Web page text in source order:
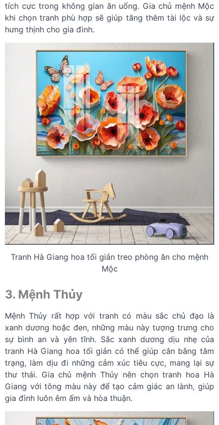
tích cực trong không gian ăn uống. Gia chủ mệnh Mộc
khi chọn tranh phù hợp sẽ giúp tăng thêm tài lộc và sự
hưng thịnh cho gia đình.
Tranh Hà Giang hoa tối giản treo phòng ăn cho mệnh
Mộc
3. Mệnh Thủy
Mệnh Thủy rất hợp với tranh có màu sắc chủ đạo là
xanh dương hoặc đen, những màu này tượng trưng cho
sự bình an và yên tĩnh. Sắc xanh dương dịu nhẹ của
tranh Hà Giang hoa tối giản có thể giúp cân bằng tâm
trạng, làm dịu đi những cảm xúc tiêu cực, mang lại sự
thư thái. Gia chủ mệnh Thủy nên chọn tranh hoa Hà
Giang với tông màu này để tạo cảm giác an lành, giúp
gia đình luôn êm ấm và hòa thuận.